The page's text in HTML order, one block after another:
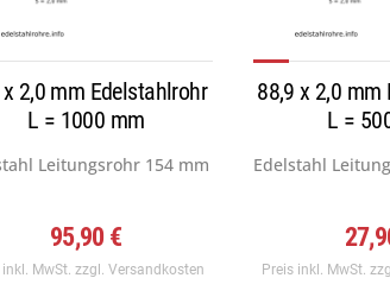
2,0 mm Edelstahlrohr
L = 1000 mm
Leitungsrohr 154 mm x 2,0 mm,
95,90 €
inkl. MwSt.zzgl. Versandkosten
88,9 x 2,0 mm
L =
Edelstahl
Preis inkl. MwSt.